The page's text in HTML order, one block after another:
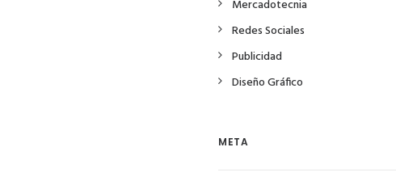
Mercadotecnia
Redes Sociales
Publicidad
Diseño Gráfico
META